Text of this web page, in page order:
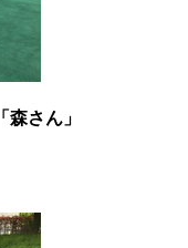
「森さん」